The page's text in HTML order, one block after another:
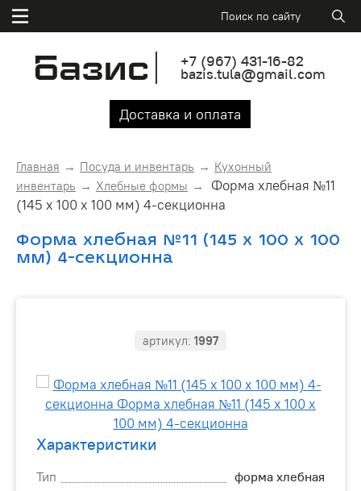
+7 (967) 431-16-82
bazis.tula@gmail.com
Доставка и оплата
Главная Посуда и инвентарь
Кухонный
инвентарь
Хлебные формы
Форма хлебная №11
(145 х 100 х 100 мм) 4-секционна
Форма хлебная №11 (145 х 100 х 100
мм) 4-секционна
артикул: 1997
Характеристики
Тип
форма хлебная